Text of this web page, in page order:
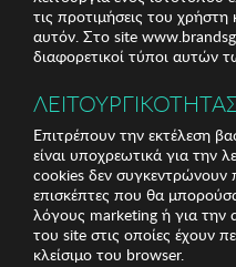
τις προτιμήσεις του
αυτόν. Στο site
διαφορετικοί τύποι αυτών
Επιτρέπουν την εκτέλεση
είναι υποχρεωτικά για την
cookies δεν συγκεντρώνουν
επισκέπτες που θα
λόγους marketing ή για
του site στις οποίες έχουν
κλείσιμο του browser.